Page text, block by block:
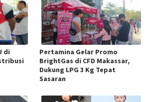
di
Pertamina Gelar Promo
BrightGas di CFD Makassar,
Dukung LPG 3 Kg Tepat
Sasaran